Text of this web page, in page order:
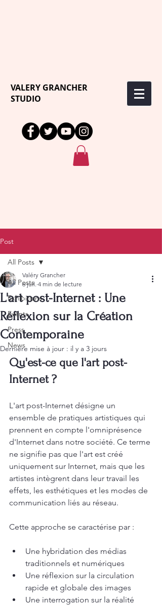
VALERY GRANCHER
STUDIO
Post
All Posts
Exhibitions
Events
Press
News
All Posts
L'art post-Internet : Une
Réflexion sur la Création
Contemporaine
Valéry Grancher
6 juil. 4 min de lecture
Dernière mise à jour : il y a 3 jours
Qu'est-ce que l'art post-
Internet ?
L'art post-Internet désigne un
ensemble de pratiques artistiques qui
prennent en compte l'omniprésence
d'Internet dans notre société. Ce terme
ne signifie pas que l'art est créé
uniquement sur Internet, mais que les
artistes intègrent dans leur travail les
effets, les esthétiques et les modes de
communication liés au réseau.
Cette approche se caractérise par :
Une hybridation des médias
traditionnels et numériques
Une réflexion sur la circulation
rapide et globale des images
Une interrogation sur la réalité